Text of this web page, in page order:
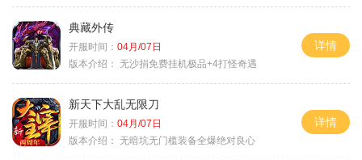
典藏外传
开服时间： 04月/07日
版本介绍： 无沙捐免费挂机极品+4打怪奇遇
详情
新天下大乱无限刀
开服时间： 04月/07日
版本介绍： 无暗坑无门槛装备全爆绝对良心
详情